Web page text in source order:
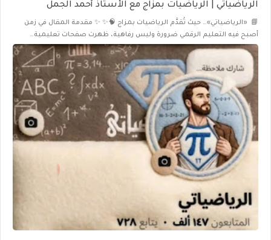
الرياضياتي | الرياضيات بمزاج مع الأستاذ أحمد الجمل
📘 «الرياضياتي»… حيث تُقدَّم الرياضيات بمزاج 🧠✨ ✨ مقدمة المقال في زمن
أصبح فيه التعليم الرقمي ضرورة وليس رفاهية، ظهرت صفحات تعليمية…